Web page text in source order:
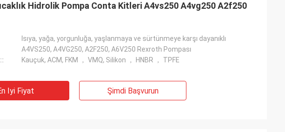
Hidrolik Pompa Conta Kitleri A4vs250 A4vg250 A2f250
Isıya, yağa, yorgunluğa, yaşlanmaya ve sürtünmeye karşı dayanıklı
A4VS250, A4VG250, A2F250, A6V250 Rexroth Pompası
Kauçuk, ACM, FKM ， VMQ, Silikon ， HNBR ， TPFE
Iyi Fiyat Şimdi Başvurun